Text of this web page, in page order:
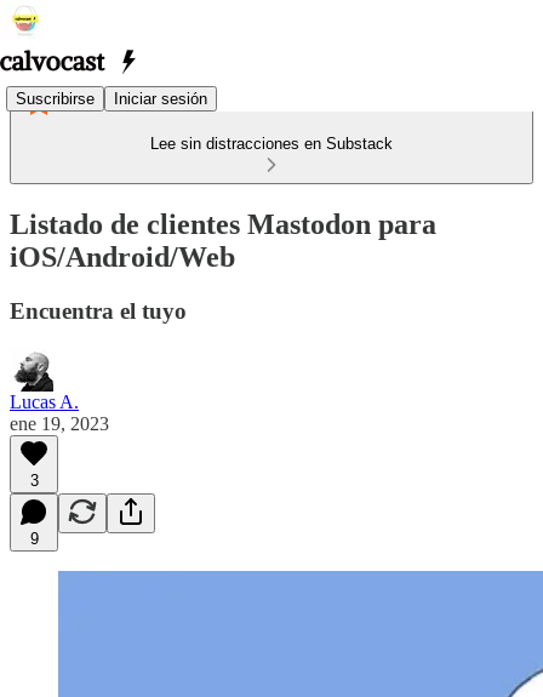
Suscribirse Iniciar sesión
Lee sin distracciones en Substack
Listado de clientes Mastodon para
iOS/Android/Web
Encuentra el tuyo
Lucas A.
ene 19, 2023
3
9